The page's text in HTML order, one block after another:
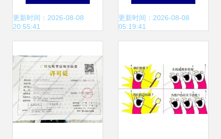
经频道新栏目聚焦
更新时间：2026-08-08
20:55:41
项目经营空间——
区项目建设纪实
更新时间：2026-08-08
05:19:41